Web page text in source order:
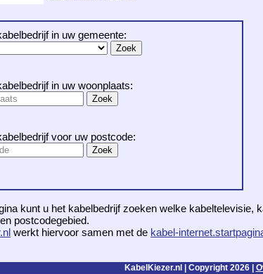
in uw gemeente:
in uw woonplaats:
voor uw postcode:
kunt u het kabelbedrijf zoeken welke kabeltelevisie,
postcodegebied.
werkt hiervoor samen met de kabel-
KabelKiezer.nl | Copyright 2026 |